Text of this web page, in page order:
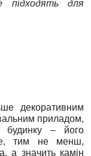
підходять для
декоративним
приладом,
будинку – його
тим не менш,
а значить камін